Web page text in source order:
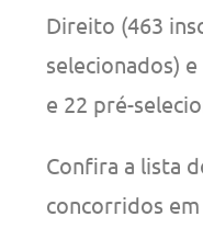
Direito (463
selecionados)
e 22 pré-
Confira a lista
concorridos